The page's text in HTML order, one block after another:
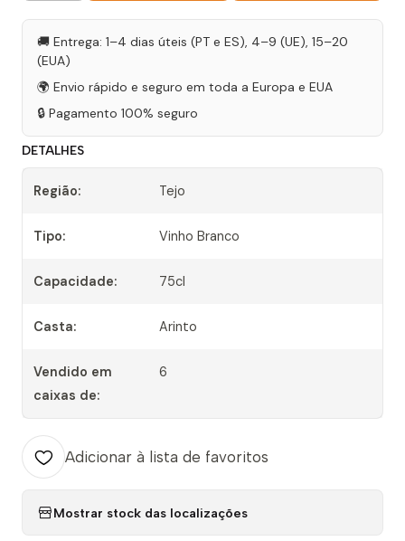
🚚 Entrega: 1–4 dias úteis (PT e ES), 4–9 (UE), 15–20
(EUA)
🌍 Envio rápido e seguro em toda a Europa e EUA
🔒 Pagamento 100% seguro
DETALHES
Região: Tejo
Tipo: Vinho Branco
Capacidade: 75cl
Casta: Arinto
Vendido em
caixas de:
6
Adicionar à lista de favoritos
Mostrar stock das localizações